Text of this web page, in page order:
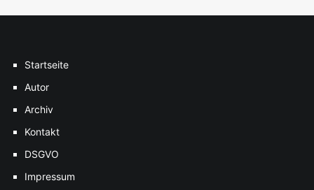
Startseite
Autor
Archiv
Kontakt
DSGVO
Impressum